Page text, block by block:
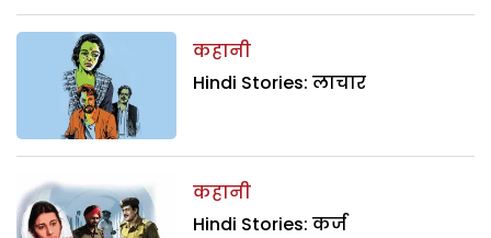
कहानी
Hindi Stories: लाचार
कहानी
Hindi Stories: कर्ज